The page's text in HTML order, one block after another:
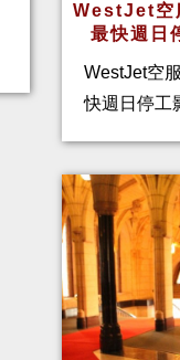
WestJet空
最快週日
WestJet空
快週日停工